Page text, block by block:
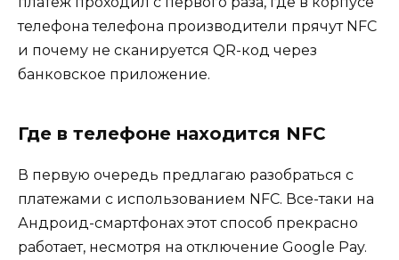
телефона телефона производители прячут NFC
и почему не сканируется QR-код через
банковское приложение.
Где в телефоне находится NFC
В первую очередь предлагаю разобраться с
платежами с использованием NFC. Все-таки на
Андроид-смартфонах этот способ прекрасно
работает, несмотря на отключение Google Pay.